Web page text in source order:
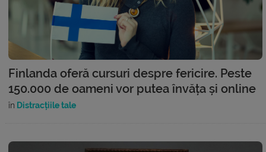
Finlanda oferă cursuri despre fericire. Peste
150.000 de oameni vor putea învăța și online
în Distracțiile tale